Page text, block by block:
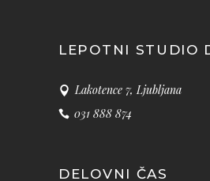
LEPOTNI STUDIO
Lakotence 7, Ljubljana
031 888 874
DELOVNI ČAS